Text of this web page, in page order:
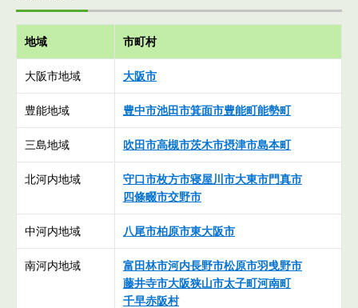
地域 市町村
大阪市地域 大阪市
豊能地域 豊中市池田市箕面市豊能町能勢町
三島地域 吹田市高槻市茨木市摂津市島本町
北河内地域 守口市枚方市寝屋川市大東市門真市
四條畷市交野市
中河内地域 八尾市柏原市東大阪市
南河内地域 富田林市河内長野市松原市羽曵野市
藤井寺市大阪狭山市太子町河南町
千早赤阪村